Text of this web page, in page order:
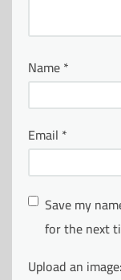
Name*
Email *
Save my
for the next
Upload an image: